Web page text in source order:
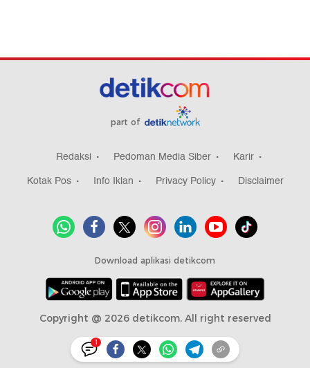
1
part of
Redaksi Pedoman Media Siber
Karir
Kotak Pos
Info Iklan Privacy Policy Disclaimer
Download aplikasi detikcom
Copyright @ 2026 detikcom, All right reserved